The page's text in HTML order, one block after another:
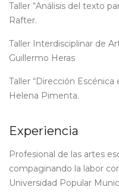
Taller “Análisis del texto
Rafter.
Taller Interdisciplinar de
Guillermo Heras
Taller “Dirección
Helena Pimenta.
Experiencia
Profesional de las artes
compaginando la labor
Universidad Popular